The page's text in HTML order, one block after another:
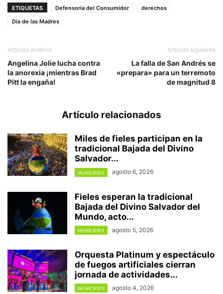
ETIQUETAS Defensoría del Consumidor
derechos
Día de las Madres
Artículo anterior
Angelina Jolie lucha contra
la anorexia ¡mientras Brad
Pitt la engaña!
Artículo siguiente
La falla de San Andrés se
«prepara» para un terremoto
de magnitud 8
Artículo relacionados
Miles de fieles participan en la
tradicional Bajada del Divino
Salvador...
MUNICIPIOS agosto 6, 2026
Fieles esperan la tradicional
Bajada del Divino Salvador del
Mundo, acto...
MUNICIPIOS agosto 5, 2026
Orquesta Platinum y espectáculo
de fuegos artificiales cierran
jornada de actividades...
MUNICIPIOS agosto 4, 2026